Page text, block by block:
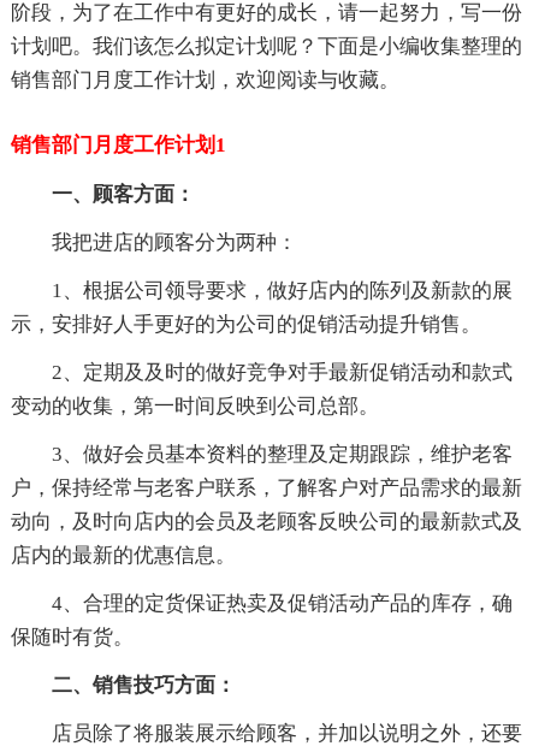
阶段，为了在工作中有更好的成长，请一起努力，写一份
计划吧。我们该怎么拟定计划呢？下面是小编收集整理的
销售部门月度工作计划，欢迎阅读与收藏。
销售部门月度工作计划1
一、顾客方面：
我把进店的顾客分为两种：
1、根据公司领导要求，做好店内的陈列及新款的展
示，安排好人手更好的为公司的促销活动提升销售。
2、定期及及时的做好竞争对手最新促销活动和款式
变动的收集，第一时间反映到公司总部。
3、做好会员基本资料的整理及定期跟踪，维护老客
户，保持经常与老客户联系，了解客户对产品需求的最新
动向，及时向店内的会员及老顾客反映公司的最新款式及
店内的最新的优惠信息。
4、合理的定货保证热卖及促销活动产品的库存，确
保随时有货。
二、销售技巧方面：
店员除了将服装展示给顾客，并加以说明之外，还要